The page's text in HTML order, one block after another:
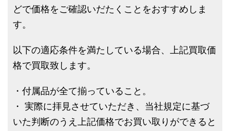
どで価格をご確認いだたくことをおすすめしま
す。
以下の適応条件を満たしている場合、上記買取価
格で買取致します。
・付属品が全て揃っていること。
・ 実際に拝見させていただき、当社規定に基づ
いた判断のうえ上記価格でお買い取りができると